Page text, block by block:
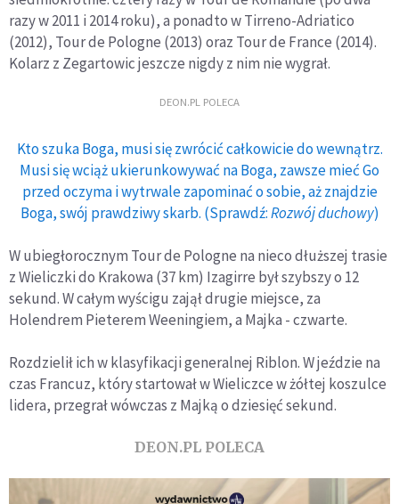
razy w 2011 i 2014 roku), a ponadto w Tirreno-Adriatico
(2012), Tour de Pologne (2013) oraz Tour de France (2014).
Kolarz z Zegartowic jeszcze nigdy z nim nie wygrał.
DEON.PL POLECA
Kto szuka Boga, musi się zwrócić całkowicie do wewnątrz.
Musi się wciąż ukierunkowywać na Boga, zawsze mieć Go
przed oczyma i wytrwale zapominać o sobie, aż znajdzie
Boga, swój prawdziwy skarb. (Sprawdź:Rozwój duchowy)
W ubiegłorocznym Tour de Pologne na nieco dłuższej trasie
z Wieliczki do Krakowa (37 km) Izagirre był szybszy o 12
sekund. W całym wyścigu zajął drugie miejsce, za
Holendrem Pieterem Weeningiem, a Majka - czwarte.
Rozdzielił ich w klasyfikacji generalnej Riblon. W jeździe na
czas Francuz, który startował w Wieliczce w żółtej koszulce
lidera, przegrał wówczas z Majką o dziesięć sekund.
DEON.PL POLECA